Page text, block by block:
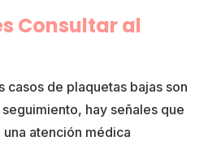
Consultar al
casos de plaquetas bajas son
hay señales que
atención médica